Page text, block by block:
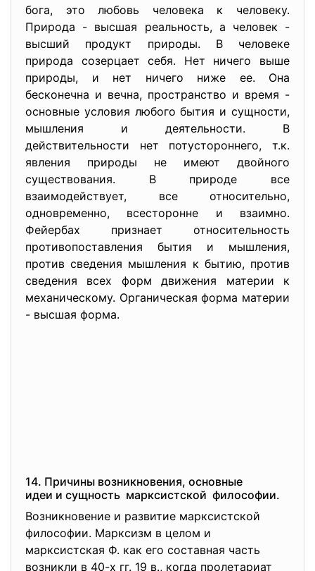
бога, это любовь человека к человеку.
Природа - высшая реальность, а человек -
высший продукт природы. В человеке
природа созерцает себя. Нет ничего выше
природы, и нет ничего ниже ее. Она
бесконечна и вечна, пространство и время -
основные условия любого бытия и сущности,
мышления и деятельности. В
действительности нет потустороннего, т.к.
явления природы не имеют двойного
существования. В природе все
взаимодействует, все относительно,
одновременно, всесторонне и взаимно.
Фейербах признает относительность
противопоставления бытия и мышления,
против сведения мышления к бытию, против
сведения всех форм движения материи к
механическому. Органическая форма материи
- высшая форма.
14. Причины возникновения, основные
идеи и сущность марксистской философии.
Возникновение и развитие марксистской
философии. Марксизм в целом и
марксистская Ф. как его составная часть
возникли в 40-х гг. 19 в., когда пролетариат